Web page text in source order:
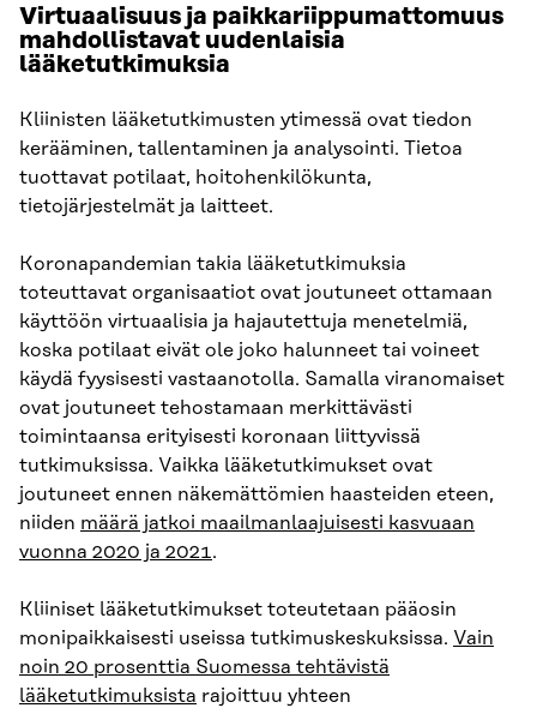
Virtuaalisuus ja paikkariippumattomuus
mahdollistavat uudenlaisia
lääketutkimuksia
Kliinisten lääketutkimusten ytimessä ovat tiedon
kerääminen, tallentaminen ja analysointi. Tietoa
tuottavat potilaat, hoitohenkilökunta,
tietojärjestelmät ja laitteet.
Koronapandemian takia lääketutkimuksia
toteuttavat organisaatiot ovat joutuneet ottamaan
käyttöön virtuaalisia ja hajautettuja menetelmiä,
koska potilaat eivät ole joko halunneet tai voineet
käydä fyysisesti vastaanotolla. Samalla viranomaiset
ovat joutuneet tehostamaan merkittävästi
toimintaansa erityisesti koronaan liittyvissä
tutkimuksissa. Vaikka lääketutkimukset ovat
joutuneet ennen näkemättömien haasteiden eteen,
niiden määrä jatkoi maailmanlaajuisesti kasvuaan
vuonna 2020 ja 2021.
Kliiniset lääketutkimukset toteutetaan pääosin
monipaikkaisesti useissa tutkimuskeskuksissa. Vain
noin 20 prosenttia Suomessa tehtävistä
lääketutkimuksista rajoittuu yhteen